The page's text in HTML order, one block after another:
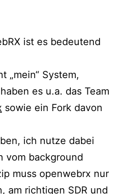
ist es bedeutend
„mein“ System,
es u.a. das Team
sowie ein Fork davon
ich nutze dabei
vom background
muss openwebrx nur
am richtigen SDR und